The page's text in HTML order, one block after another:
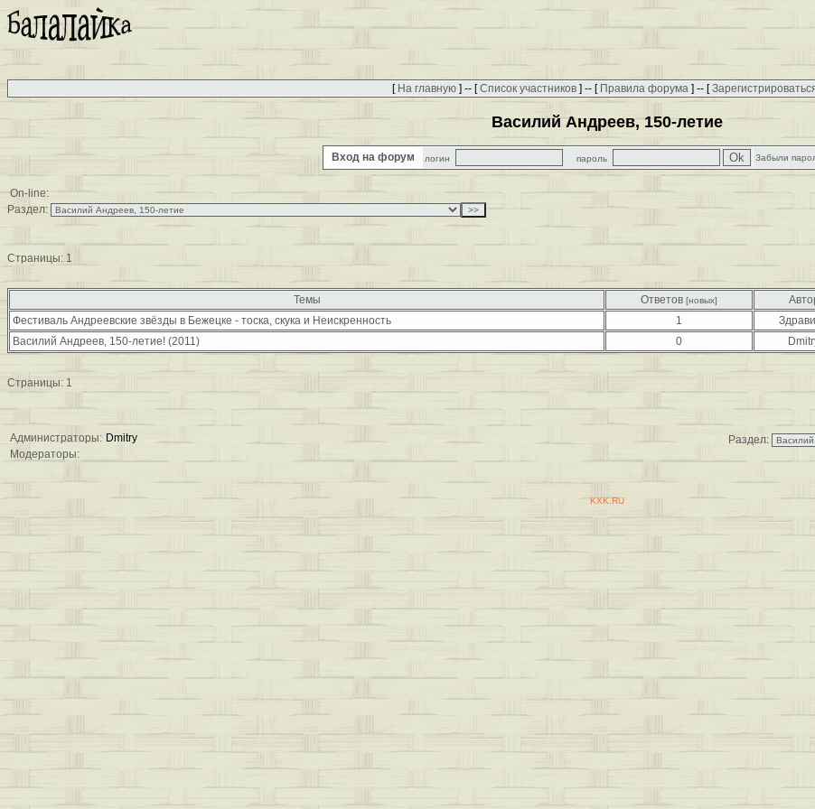
[ На главную] -- [Список участников] -- [ Правила форума] -- [
Василий Андреев, 150-летие
Вход на форум логин пароль Забыли
On-line:
Раздел:
Страницы: 1
Темы Ответов [новых]
Фестиваль Андреевские звёзды в Бежецке - тоска, скука и Неискренность
1
Василий Андреев, 150-летие! (2011) 0
Страницы: 1
Администраторы: Dmitry
Модераторы:
Раздел:
KXK.RU